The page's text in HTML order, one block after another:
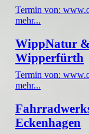
Termin von:
mehr...
WippNatur
Wipperfürth
Termin von:
mehr...
Eckenhagen